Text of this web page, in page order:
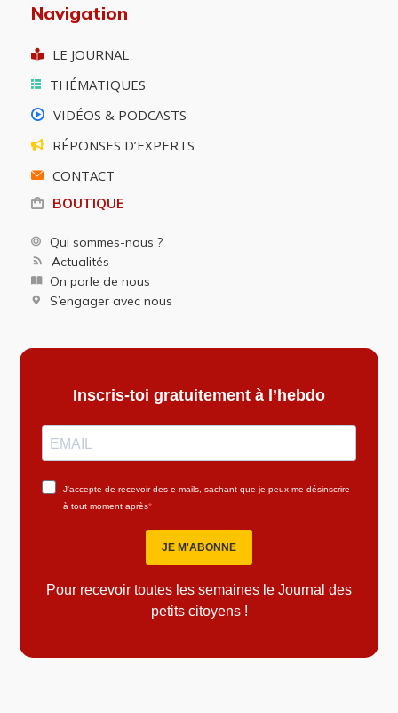
Navigation
LE JOURNAL
THÉMATIQUES
VIDÉOS & PODCASTS
RÉPONSES D’EXPERTS
CONTACT
BOUTIQUE
Qui sommes-nous ?
Actualités
On parle de nous
S’engager avec nous